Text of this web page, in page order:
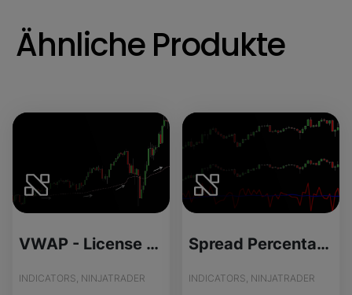
Ähnliche Produkte
VWAP - License Version
INDICATORS, NINJATRADER
Spread Percentage - License Version
INDICATORS, NINJATRADER